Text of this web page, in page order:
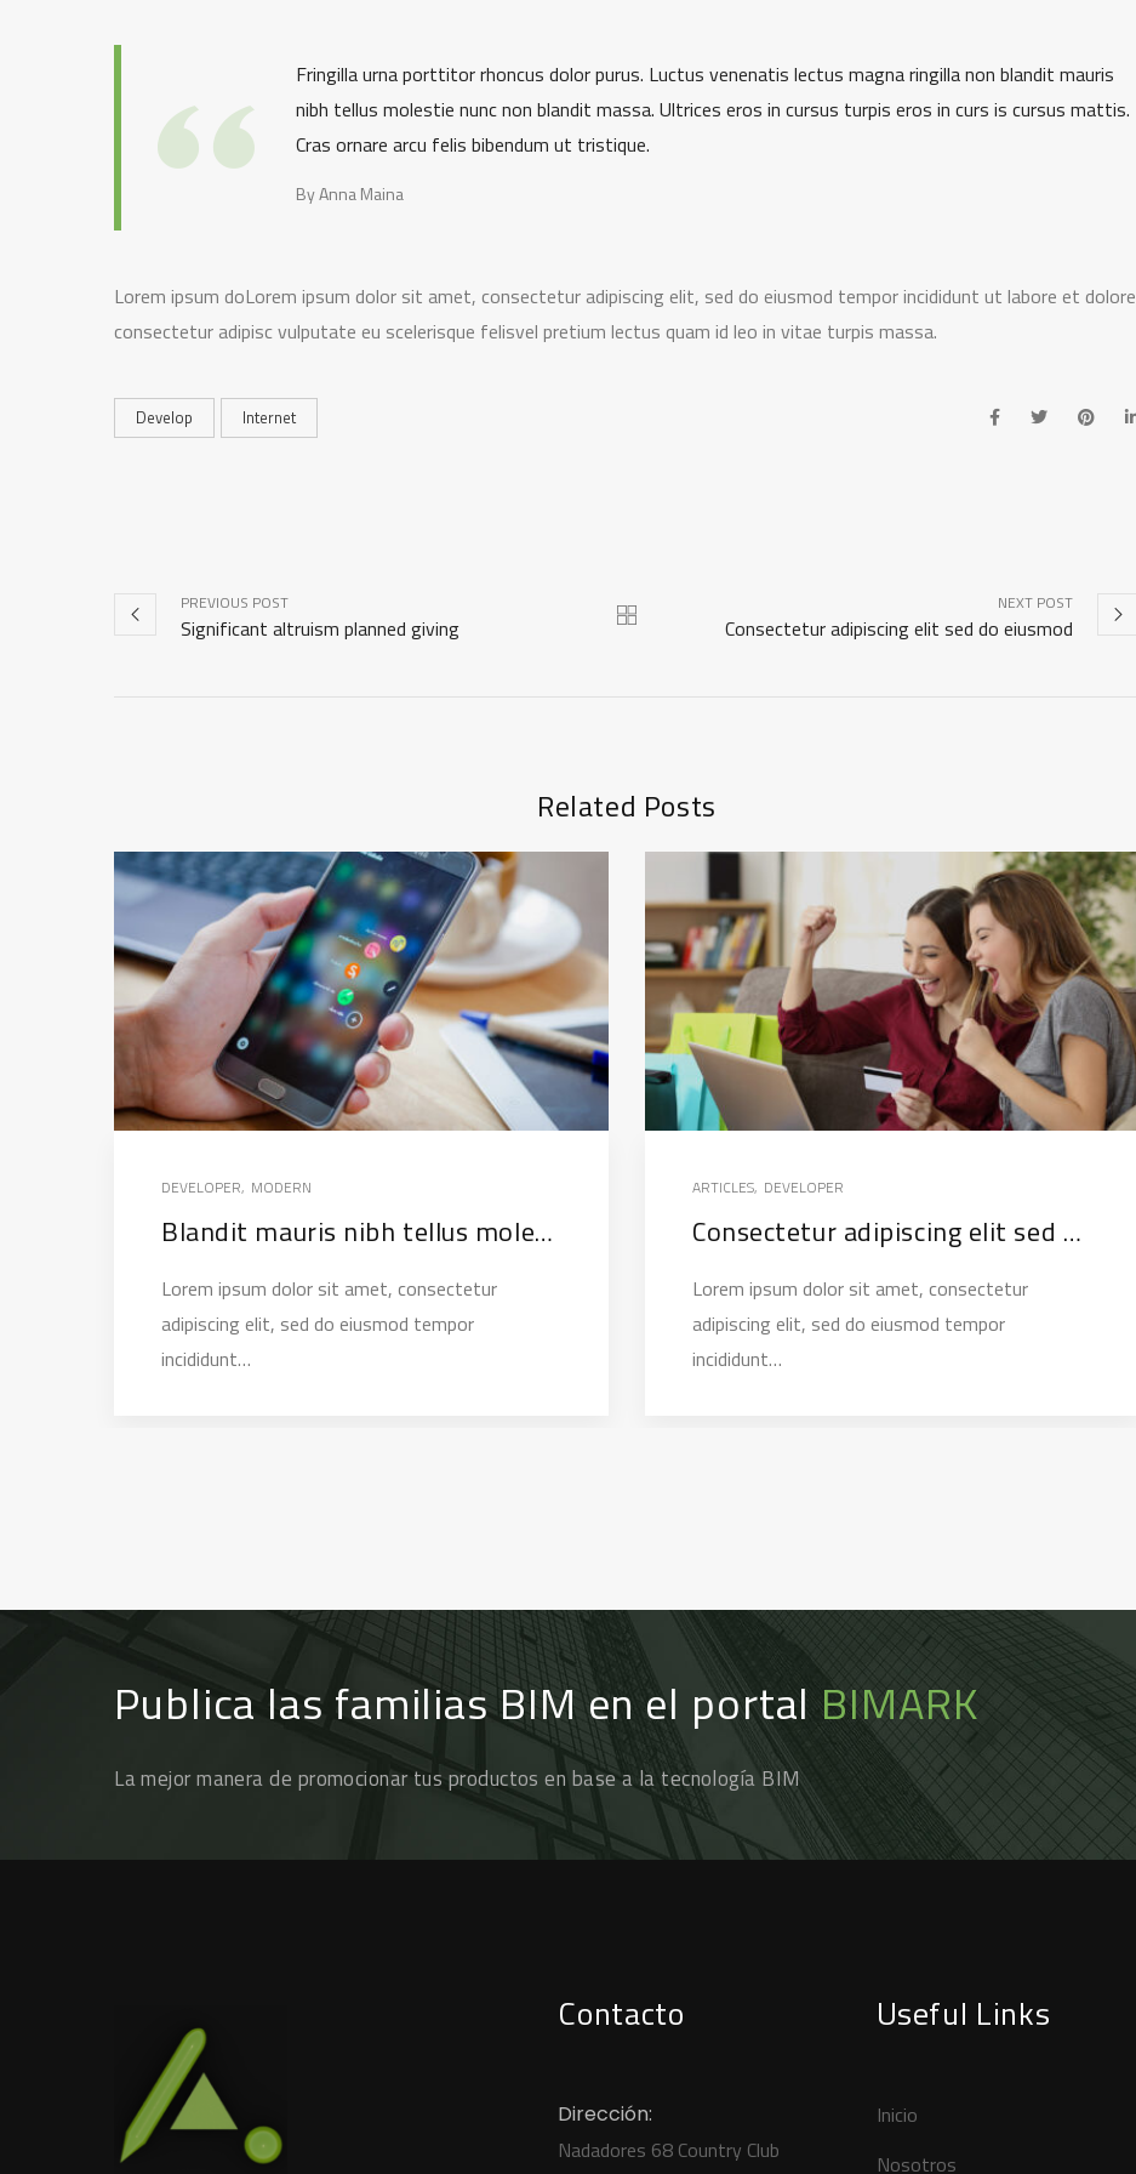
Fringilla urna porttitor rhoncus dolor purus. Luctus venenatis lectus magna ringilla non blandit mauris
nibh tellus molestie nunc non blandit massa. Ultrices eros in cursus turpis eros in curs is cursus mattis.
Cras ornare arcu felis bibendum ut tristique.
By Anna Maina
Lorem ipsum doLorem ipsum dolor sit amet, consectetur adipiscing elit, sed do eiusmod tempor incididunt ut labore et dolore
consectetur adipisc vulputate eu scelerisque felisvel pretium lectus quam id leo in vitae turpis massa.
Develop Internet
PREVIOUS POST
Significant altruism planned giving
NEXT POST
Consectetur adipiscing elit sed do eiusmod
Related Posts
DEVELOPER, MODERN
Blandit mauris nibh tellus molestie nunc non
Lorem ipsum dolor sit amet, consectetur
adipiscing elit, sed do eiusmod tempor
incididunt…
ARTICLES, DEVELOPER
Consectetur adipiscing elit sed do eiusmod
Lorem ipsum dolor sit amet, consectetur
adipiscing elit, sed do eiusmod tempor
incididunt…
Publica las familias BIM en el portalBIMARK
La mejor manera de promocionar tus productos en base a la tecnología BIM
Contacto
Dirección:
Nadadores 68 Country Club
Useful Links
Inicio
Nosotros